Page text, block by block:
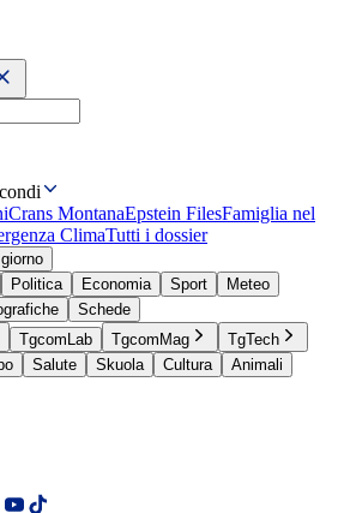
Crans MontanaEpstein FilesFamiglia nel
ClimaTutti i dossier
Politica Economia Sport
Meteo
Schede
TgcomLab TgcomMag
TgTech
Salute Skuola Cultura
Animali